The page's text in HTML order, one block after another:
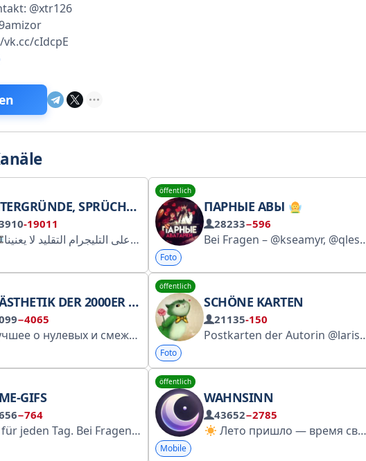
@xtr126
cIdcpE
SPRÜCHE, LIEBE, BILDER, ZITATE.
-19011
اضغط على #انضمام لتشرفنا • القناه الرسميه على التليجرام التقليد لا يعنينا
öffentlich
ПАРНЫЕ АВЫ
28233−596
Bei Fragen – @kseamyr, @qlessed
Foto
DER 2000ER JAHRE
−4065
и смежных эпохах. По всем вопросам: @ricco_boss , @Tg_maksimiliano Менеджер: @Spiral_Miya Ссылка для друзей: https://t.me/+WZVwDN-g5MsyODVi
öffentlich
SCHÖNE KARTEN
21135-150
Postkarten der Autorin @larisagerasimova. Das Kopieren auf eigene Kanäle ist untersagt, nur Reposts sind erlaubt. Kooperation: @larisagerasimova. Werbung über die Plattform https://telega.in/c/pozdravokrasivo. Rezensionen: https://t.me/otzovikpozdravokrasivo
Foto
GIFS
−764
Tag. Bei Fragen wende dich an @huaytivasya.
öffentlich
WAHNSINN
43652−2785
Лето пришло — время свободы, отдыха и новых побед! И, возможно… твой последний шанс забрать Lunacy LifeTime
Mobile